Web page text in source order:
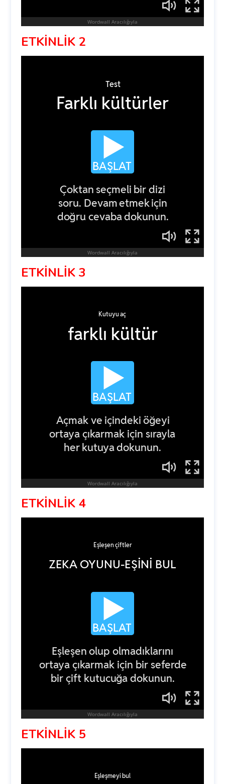
ETKİNLİK 2
ETKİNLİK 3
ETKİNLİK 4
ETKİNLİK 5